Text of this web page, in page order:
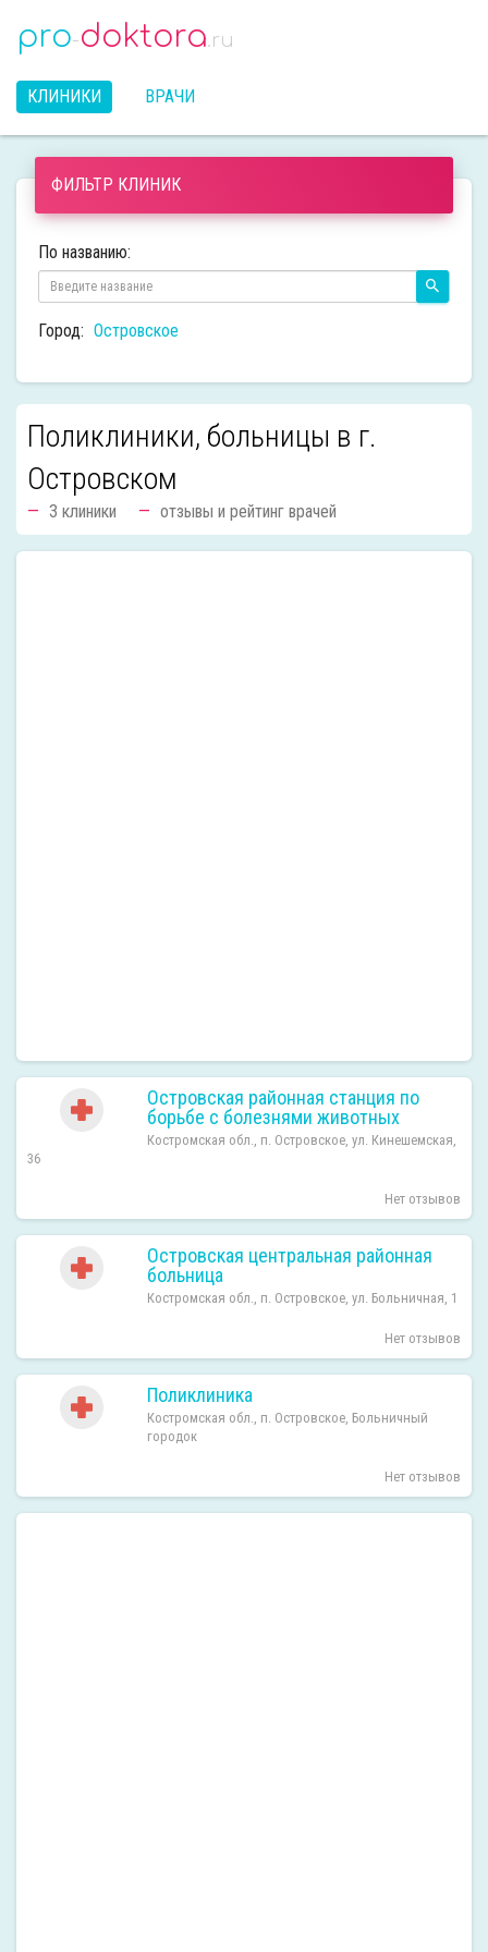
pro-doktora.ru
КЛИНИКИ ВРАЧИ
ФИЛЬТР КЛИНИК
По названию:
Город: Островское
Поликлиники, больницы в г.
Островском
3 клиники отзывы и рейтинг врачей
Островская районная станция по
борьбе с болезнями животных
Костромская обл., п. Островское, ул. Кинешемская,
36
Нет отзывов
Островская центральная районная
больница
Костромская обл., п. Островское, ул. Больничная, 1
Нет отзывов
Поликлиника
Костромская обл., п. Островское, Больничный
городок
Нет отзывов